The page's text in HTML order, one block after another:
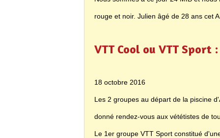
rouge et noir. Julien âgé de 28 ans cet
VTT Cool ou VTT
18 octobre 2016
Les 2 groupes au départ de la piscine
donné rendez-vous aux vététistes de
Le 1er groupe VTT Sport constitué